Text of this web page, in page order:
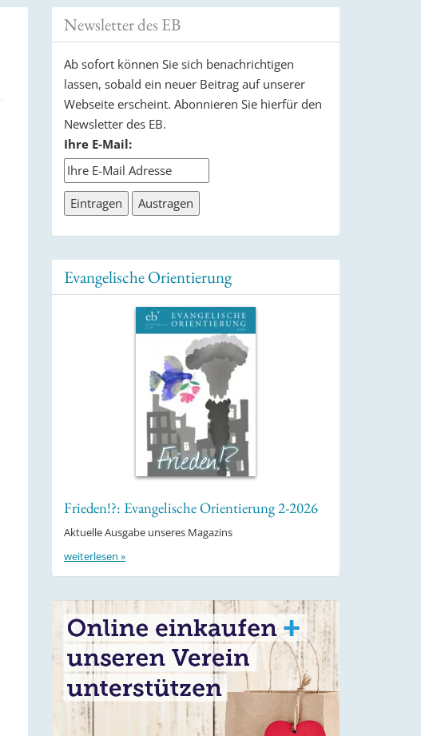
Newsletter des EB
Ab sofort können Sie sich benachrichtigen
lassen, sobald ein neuer Beitrag auf unserer
Webseite erscheint. Abonnieren Sie hierfür den
Newsletter des EB.
Ihre E-Mail:
Evangelische Orientierung
Frieden!?: Evangelische Orientierung 2-2026
Aktuelle Ausgabe unseres Magazins
weiterlesen »